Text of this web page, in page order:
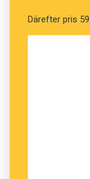
Därefter pris